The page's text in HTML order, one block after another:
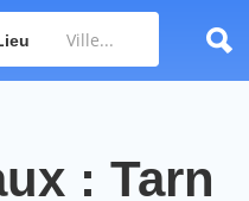
: Tarn